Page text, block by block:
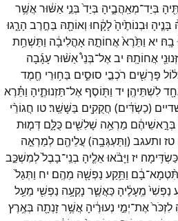
בְּיַד־מְאַֽהֲבֶ֑יהָ בְּיַד֙ בְּנֵ֣י אַשּׁ֔וּראֲשֶׁ֥ר
בָּנֶ֤יהָ וּבְנוֹתֶ֙יהָ֙לָקָ֔חוּ וְאוֹתָ֖הּ בַּחֶ֣רֶב הָרָ֑גוּ
בָֽהּ׃ יא וַתֵּ֙רֶא֙אֲחוֹתָ֣הּ אָהֳלִיבָ֔ה וַתַּשְׁחֵ֥ת
אֲחוֹתָֽהּ׃ יבאֶל־בְּנֵי֩אַשּׁ֨וּרעָגָ֜בָה
פָּרָשִׁ֖ים רֹכְבֵ֣י סוּסִ֑ים בַּח֥וּרֵי חֶ֖מֶד
לִשְׁתֵּיהֶֽן׃ יד וַתּ֖וֹסֶף אֶל־תַּזְנוּתֶ֑יהָ וַתֵּ֗רֶא
(כַשְׂדִּ֔ים) חֲקֻקִ֖ים בַּשָּׁשַֽׁר׃טו חֲגוֹרֵ֨י
בְּרָ֣אשֵׁיהֶ֔ם מַרְאֵ֥ה שָׁלִשִׁ֖ים כֻּלָּ֑ם דְּמ֤וּת
טז ותעגב(וַתַּעְגְּבָ֥ה)עֲלֵיהֶ֖ם לְמַרְאֵ֣ה
כַּשְׂדִּֽימָה׃ יז וַיָּבֹ֨אוּאֵלֶ֤יהָ בְנֵֽי־בָבֶל֙לְמִשְׁכַּ֣ב
בָ֔ם וַתֵּ֥קַע נַפְשָׁ֖הּ מֵהֶֽם׃ יח וַתְּגַל֙
נַפְשִׁי֙ מֵֽעָלֶ֔יהָ כַּאֲשֶׁ֛ר נָקְעָ֥ה נַפְשִׁ֖י מֵעַ֥ל
לִזְכֹּר֙אֶת־יְמֵ֣י נְעוּרֶ֔יהָ אֲשֶׁ֥רזָנְתָ֖ה בְּאֶ֥רֶץ